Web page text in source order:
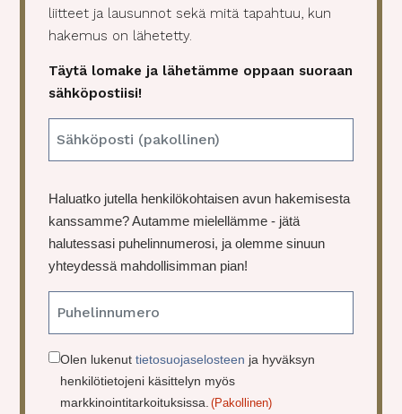
liitteet ja lausunnot sekä mitä tapahtuu, kun
hakemus on lähetetty.
Täytä lomake ja lähetämme oppaan suoraan
sähköpostiisi!
i
l
(
P
n
h
n
Haluatko jutella henkilökohtaisen avun hakemisesta
kanssamme? Autamme mielellämme - jätä
halutessasi puhelinnumerosi, ja olemme sinuun
yhteydessä mahdollisimman pian!
COlen lukenuttietosuojaselosteen ja hyväksyn
henkilötietojeni käsittelyn myös
markkinointitarkoituksissa. (Pakollinen)